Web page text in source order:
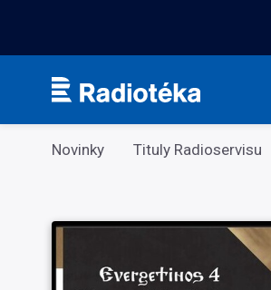
Kategorie
Novinky Tituly Radioservisu